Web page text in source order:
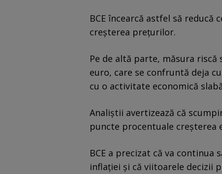
BCE încearcă astfel să reducă
creșterea prețurilor.
Pe de altă parte, măsura
euro, care se confruntă deja
cu o activitate economică
Analiștii avertizează că
puncte procentuale creșterea
BCE a precizat că va continua
inflației și că viitoarele decizii